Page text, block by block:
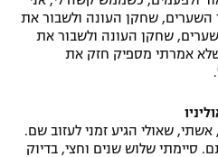
השערים, שחקן העונה ולשבור את
שחקן העונה ולשבור את
אמרתי מספיק חזק את
שאולי הגיע זמני לעזוב שם.
סיימתי שלוש שנים וחצי, בדיוק